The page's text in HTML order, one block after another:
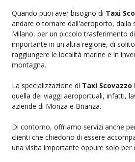
Quando puoi aver bisogno di Taxi
andare o tornare dall'aeroporto, dalla
Milano, per un piccolo trasferimento
importante in un'altra regione, di
raggiungere le località marine e in
montagna.
La specializzazione di Taxi Scovazzo
quella dei viaggi aeroportuali, infatti,
aziende di Monza e Brianza.
Di contorno, offriamo servizi anche
clienti che chiedono di essere
una visita importante oppure solo per